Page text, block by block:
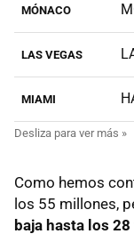
MÓNACO
LAS VEGAS
MIAMI
Como hemos
los 55 millones,
baja hasta los